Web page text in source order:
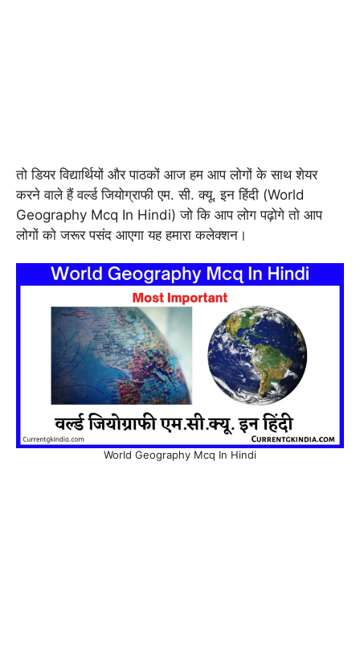
तो डियर विद्यार्थियों और पाठकों आज हम आप लोगों के साथ शेयर
करने वाले हैं वर्ल्ड जियोग्राफी एम. सी. क्यू. इन हिंदी (World
Geography Mcq In Hindi) जो कि आप लोग पढ़ोगे तो आप
लोगों को जरूर पसंद आएगा यह हमारा कलेक्शन।
World Geography Mcq In Hindi